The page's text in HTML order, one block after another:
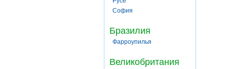
София
Бразилия
Фарроупилья
Великобритания